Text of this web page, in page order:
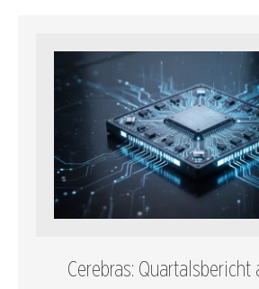
Cerebras: Quartalsbericht